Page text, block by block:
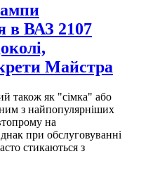
в ВАЗ 2107
Майстра
також як "сімка" або
з найпопулярніших
на
при обслуговуванні
стикаються з